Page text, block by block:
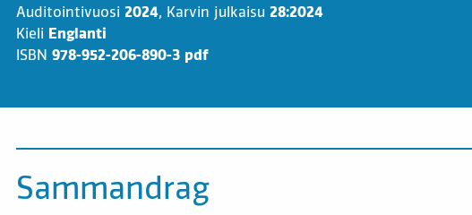
Auditointivuosi 2024, Karvin julkaisu 28:2024
Kieli Englanti
ISBN 978-952-206-890-3 pdf
Sammandrag